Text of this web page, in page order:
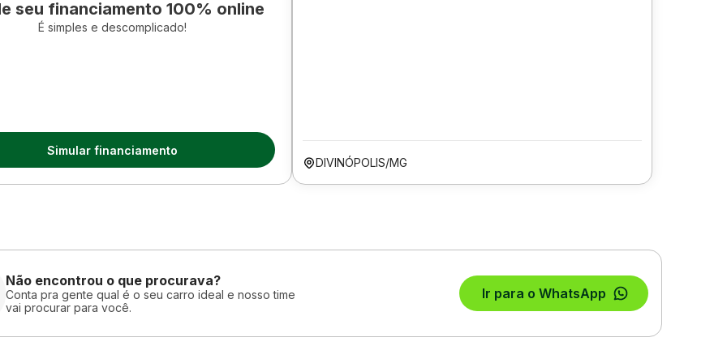
seu financiamento 100% online
É simples e descomplicado!
Simular financiamento
DIVINÓPOLIS/MG
Não encontrou o que procurava?
Conta pra gente qual é o seu carro ideal e nosso time
vai procurar para você.
Ir para o WhatsApp